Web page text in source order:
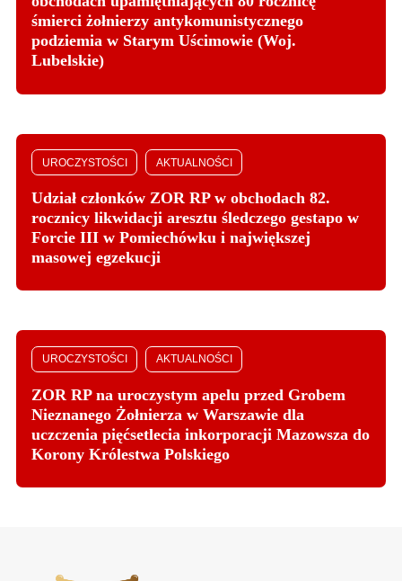
śmierci żołnierzy antykomunistycznego
podziemia w Starym Uścimowie (Woj.
Lubelskie)
UROCZYSTOŚCI AKTUALNOŚCI
Udział członków ZOR RP w obchodach 82.
rocznicy likwidacji aresztu śledczego gestapo w
Forcie III w Pomiechówku i największej
masowej egzekucji
UROCZYSTOŚCI AKTUALNOŚCI
ZOR RP na uroczystym apelu przed Grobem
Nieznanego Żołnierza w Warszawie dla
uczczenia pięćsetlecia inkorporacji Mazowsza do
Korony Królestwa Polskiego